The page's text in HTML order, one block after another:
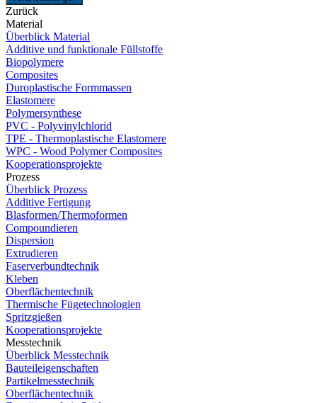
Zurück
Material
Überblick Material
Additive und funktionale Füllstoffe
Biopolymere
Composites
Duroplastische Formmassen
Elastomere
Polymersynthese
PVC - Polyvinylchlorid
TPE - Thermoplastische Elastomere
WPC - Wood Polymer Composites
Kooperationsprojekte
Prozess
Überblick Prozess
Additive Fertigung
Blasformen/Thermoformen
Compoundieren
Dispersion
Extrudieren
Faserverbundtechnik
Kleben
Oberflächentechnik
Thermische Fügetechnologien
Spritzgießen
Kooperationsprojekte
Messtechnik
Überblick Messtechnik
Bauteileigenschaften
Partikelmesstechnik
Oberflächentechnik